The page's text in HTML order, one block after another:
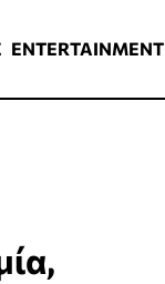
ENTERTAINMENT